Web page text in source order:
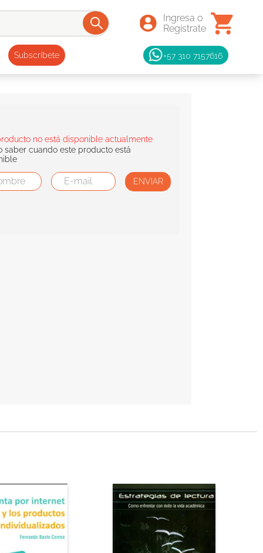
Subscríbete +57 310 7157616
no está disponible actualmente
saber cuando este producto está
ENVIAR